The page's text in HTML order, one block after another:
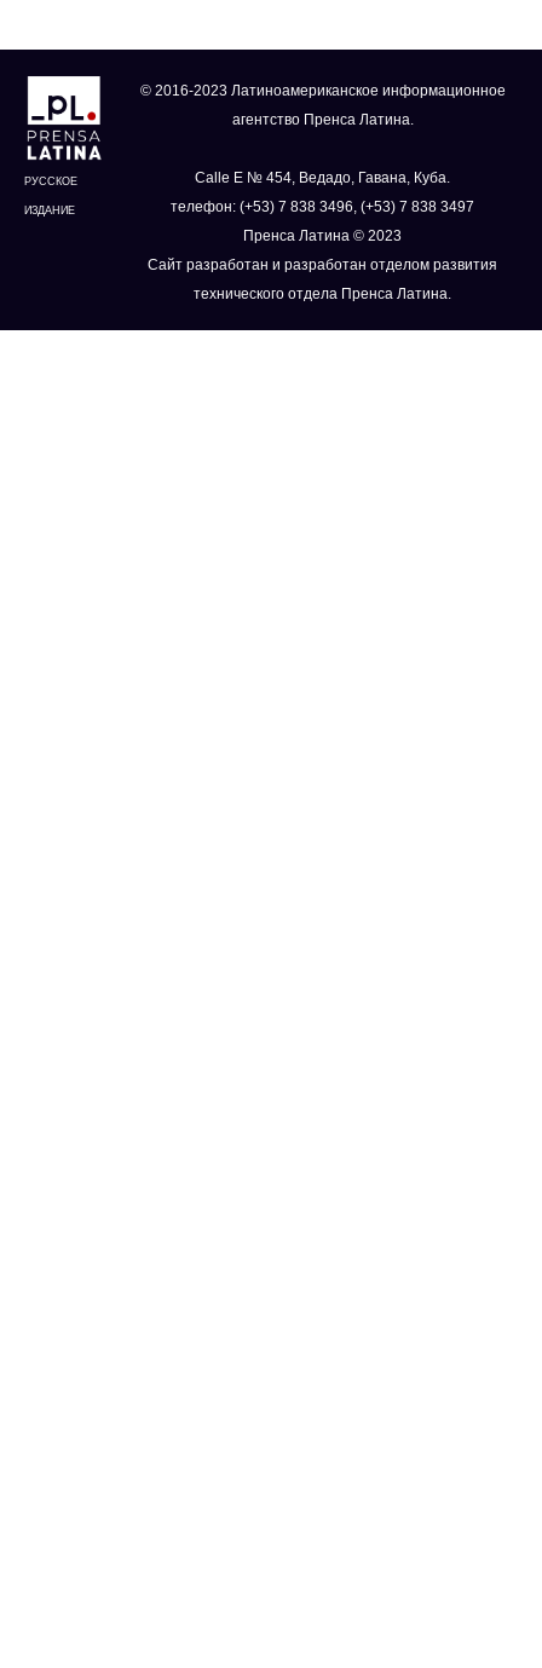
РУССКОЕ
ИЗДАНИЕ
© 2016-2023 Латиноамериканское информационное
агентство Пренса Латина.
Calle E № 454, Ведадо, Гавана, Куба.
телефон: (+53) 7 838 3496, (+53) 7 838 3497
Пренса Латина © 2023
Сайт разработан и разработан отделом развития
технического отдела Пренса Латина.